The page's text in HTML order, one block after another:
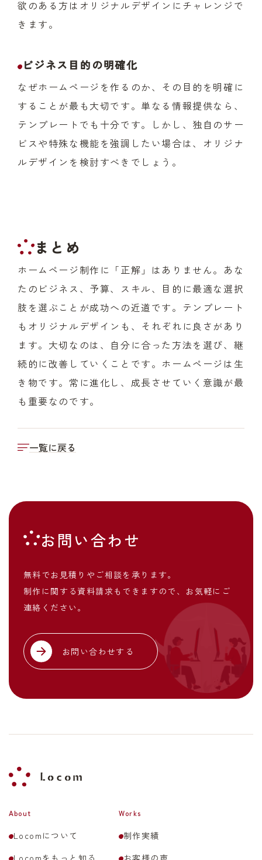
欲のある方はオリジナルデザインにチャレンジで
きます。
ビジネス目的の明確化
なぜホームページを作るのか、その目的を明確に
することが最も大切です。単なる情報提供なら、
テンプレートでも十分です。しかし、独自のサー
ビスや特殊な機能を強調したい場合は、オリジナ
ルデザインを検討すべきでしょう。
まとめ
ホームページ制作に「正解」はありません。あな
たのビジネス、予算、スキル、目的に最適な選択
肢を選ぶことが成功への近道です。テンプレート
もオリジナルデザインも、それぞれに良さがあり
ます。大切なのは、自分に合った方法を選び、継
続的に改善していくことです。ホームページは生
き物です。常に進化し、成長させていく意識が最
も重要なのです。
一覧に戻る
お問い合わせ
無料でお見積りやご相談を承ります。
制作に関する資料請求もできますので、お気軽にご
連絡ください。
お問い合わせする
About
Locomについて
Works
制作実績